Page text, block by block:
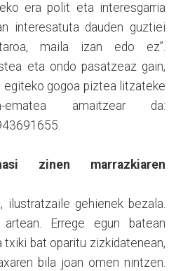
era polit eta interesgarria
interesatuta dauden guztiei
maila izan edo ez”.
eta ondo pasatzeaz gain,
egiteko gogoa piztea litzateke
ematea amaitzear da:
zinen marrazkiaren
ilustratzaile gehienek bezala.
Errege egun batean
bat oparitu zizkidatenean,
bila joan omen nintzen.